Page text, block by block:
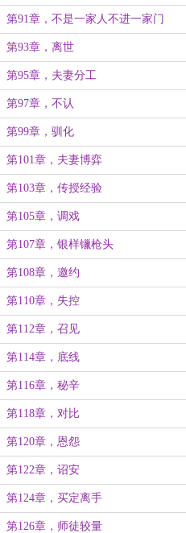
第91章，不是一家人不进一家门
第93章，离世
第95章，夫妻分工
第97章，不认
第99章，驯化
第101章，夫妻博弈
第103章，传授经验
第105章，调戏
第107章，银样镴枪头
第108章，邀约
第110章，失控
第112章，召见
第114章，底线
第116章，秘辛
第118章，对比
第120章，恩怨
第122章，诏安
第124章，买定离手
第126章，师徒较量